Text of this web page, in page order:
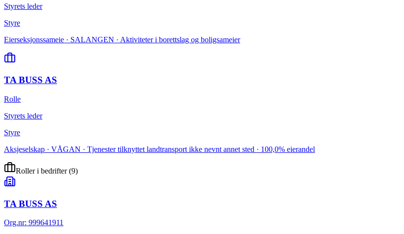
Styrets leder
Styre
Eierseksjonssameie · SALANGEN · Aktiviteter i borettslag og boligsameier
TA BUSS AS
Rolle
Styrets leder
Styre
Aksjeselskap · VÅGAN · Tjenester tilknyttet landtransport ikke nevnt annet sted · 100,0% eierandel
Roller i bedrifter(9)
TA BUSS AS
Org.nr: 999641911